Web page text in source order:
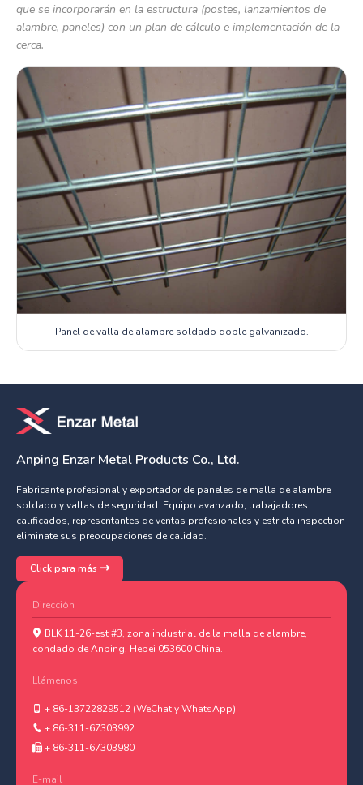
que se incorporarán en la estructura (postes, lanzamientos de
alambre, paneles) con un plan de cálculo e implementación de la
cerca.
Panel de valla de alambre soldado doble galvanizado.
Anping Enzar Metal Products Co., Ltd.
Fabricante profesional y exportador de paneles de malla de alambre
soldado y vallas de seguridad. Equipo avanzado, trabajadores
calificados, representantes de ventas profesionales y estricta inspection
eliminate sus preocupaciones de calidad.
Click para más
Dirección
BLK 11-26-est #3, zona industrial de la malla de alambre,
condado de Anping, Hebei 053600 China.
Llámenos
+ 86-13722829512 (WeChat y WhatsApp)
+ 86-311-67303992
+ 86-311-67303980
E-mail